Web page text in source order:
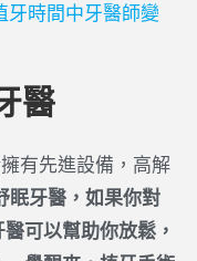
牙時間中牙醫師變
醫
有先進設備，高解
眠牙醫，如果你對
可以幫助你放鬆，